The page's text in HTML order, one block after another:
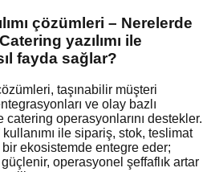
çözümleri – Nerelerde
yazılımı ile
fayda sağlar?
taşınabilir müşteri
ve olay bazlı
operasyonlarını destekler.
kullanımı ile sipariş, stok, teslimat
bir ekosistemde entegre eder;
operasyonel şeffaflık artar